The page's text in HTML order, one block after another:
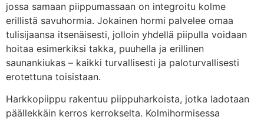
jossa samaan piippumassaan on integroitu kolme
erillistä savuhormia. Jokainen hormi palvelee omaa
tulisijaansa itsenäisesti, jolloin yhdellä piipulla voidaan
hoitaa esimerkiksi takka, puuhella ja erillinen
saunankiukas – kaikki turvallisesti ja paloturvallisesti
erotettuna toisistaan.
Harkkopiippu rakentuu piippuharkoista, jotka ladotaan
päällekkäin kerros kerrokselta. Kolmihormisessa